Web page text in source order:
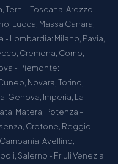
Terni - Toscana: Arezzo,
Lucca, Massa Carrara,
- Lombardia: Milano, Pavia,
Cremona, Como,
- Piemonte:
Novara, Torino,
Genova, Imperia, La
Matera, Potenza -
Crotone, Reggio
Avellino,
Salerno - Friuli Venezia